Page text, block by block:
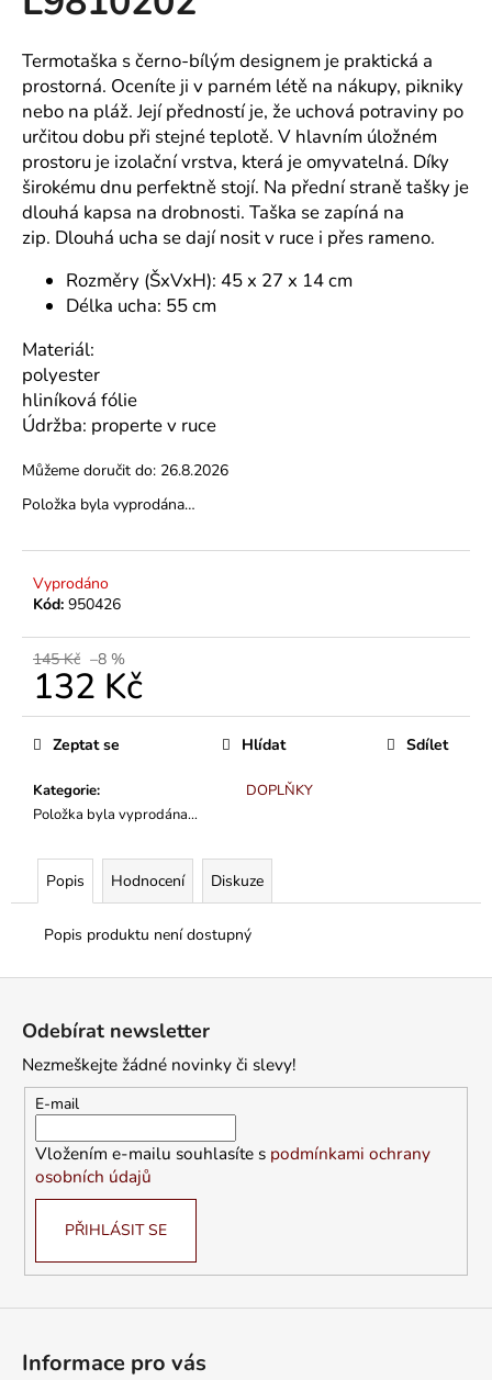
z
hvězdiček.
Termotaška s černo-bílým designem je praktická a
prostorná. Oceníte ji v parném létě na nákupy, pikniky
nebo na pláž. Její předností je, že uchová potraviny po
určitou dobu při stejné teplotě. V hlavním úložném
prostoru je izolační vrstva, která je omyvatelná. Díky
širokému dnu perfektně stojí. Na přední straně tašky je
dlouhá kapsa na drobnosti. Taška se zapíná na
zip. Dlouhá ucha se dají nosit v ruce i přes rameno.
Rozměry (ŠxVxH): 45 x 27 x 14 cm
Délka ucha: 55 cm
Materiál:
polyester
hliníková fólie
Údržba: properte v ruce
Můžeme doručit do: 26.8.2026
Položka byla vyprodána…
Vyprodáno
Kód: 950426
145 Kč –8 %
132 Kč
Měrná
cena:
Kategorie:
DOPLŇKY
Položka byla vyprodána…
Zeptat se Hlídat Sdílet
Popis Hodnocení Diskuze
Popis produktu není dostupný
j
e
m
e
SPOLEČENSKÉ
ŠATY
ZORKA
KVALITNÍ
POLYESTEROVÝ
ÚPLET
VÍCE
DÉLEK
1
490
Kč
Odebírat newsletter
Nezmeškejte žádné novinky či slevy!
E-mail
Vložením e-mailu souhlasíte s podmínkami ochrany
osobních údajů
PŘIHLÁSIT SE
Informace pro vás